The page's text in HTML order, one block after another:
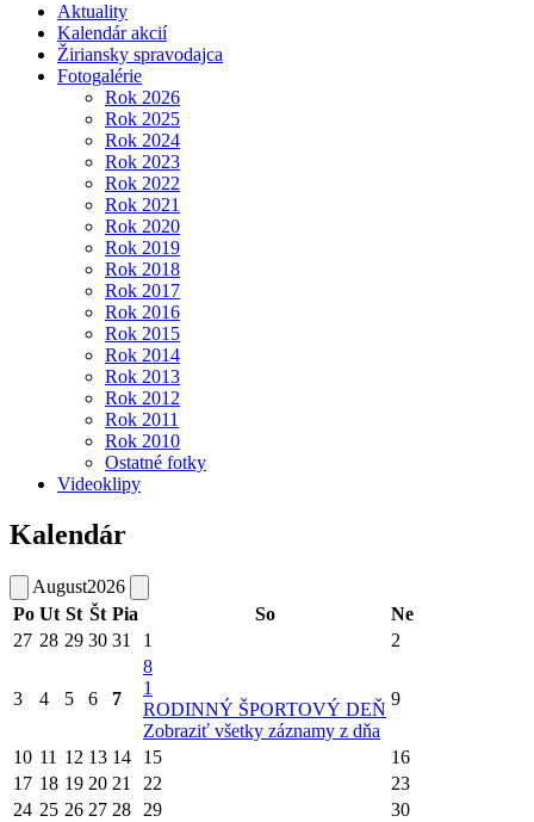
Aktuality
Kalendár akcií
Žiriansky spravodajca
Fotogalérie
Rok 2026
Rok 2025
Rok 2024
Rok 2023
Rok 2022
Rok 2021
Rok 2020
Rok 2019
Rok 2018
Rok 2017
Rok 2016
Rok 2015
Rok 2014
Rok 2013
Rok 2012
Rok 2011
Rok 2010
Ostatné fotky
Videoklipy
Kalendár
August2026
Po Ut St Št Pia So
Ne
27 28 29 30 31 1 2
3 4 5 6 7
8
1
RODINNÝ ŠPORTOVÝ DEŇ
Zobraziť všetky záznamy z dňa
9
10 11 12 13 14 15
16
17 18 19 20 21 22
23
24 25 26 27 28 29
30